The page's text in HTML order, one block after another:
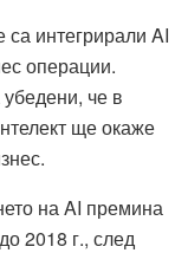
са интегрирали AI
операции.
че в
ще окаже
на AI премина
2018 г., след